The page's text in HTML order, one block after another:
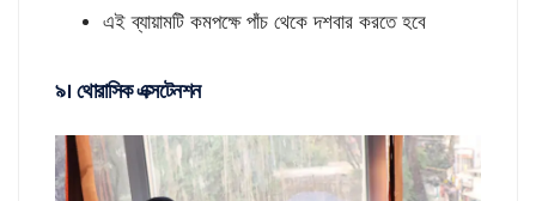
এই ব্যায়ামটি কমপক্ষে পাঁচ থেকে দশবার করতে হবে
৯। থোরাসিক এক্সটেনশন